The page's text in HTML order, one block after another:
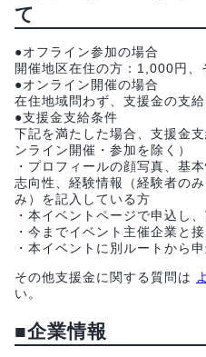
て
●オフライン参加の場合
開催地区在住の方：1,000円
●オンライン開催の場合
在住地域問わず、支援金の支
●支援金支給条件
下記を満たした場合、支援金
ンライン開催・参加を除く）
・プロフィールの顔写真、基
志向性、経験情報（経験者の
み）を記入している方
・本イベントページで申込し
・今までイベント主催企業と
・本イベントに別ルートから
その他支援金に関する質問は
い。
■企業情報